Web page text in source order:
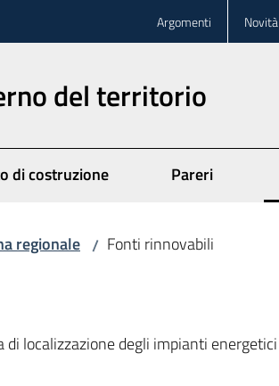
Argomenti Novità
del territorio
di costruzione Pareri
regionale / Fonti rinnovabili
localizzazione degli impianti energetici